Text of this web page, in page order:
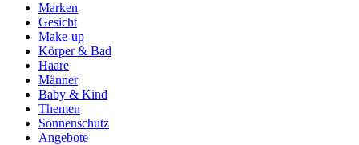
Marken
Gesicht
Make-up
Körper & Bad
Haare
Männer
Baby & Kind
Themen
Sonnenschutz
Angebote